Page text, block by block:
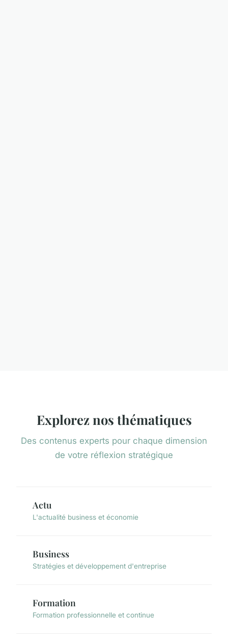
Explorez nos thématiques
Des contenus experts pour chaque dimension
de votre réflexion stratégique
Actu
L'actualité business et économie
Business
Stratégies et développement d'entreprise
Formation
Formation professionnelle et continue